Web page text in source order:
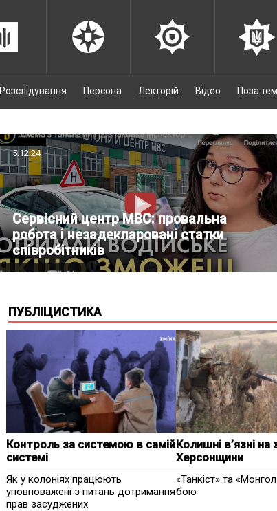
Розслідування Персона Лекторій Відео Поза
5.12.24
Сервісний центр МВС: провальна
робота і незадекларовані статки
співробітників
ПУБЛІЦИСТИКА
Контроль за системою в самій
системі
Як у колоніях працюють
уповноважені з питань дотримання
прав засуджених
Колишні в’язні на
Херсонщини
«Танкіст» та
бою